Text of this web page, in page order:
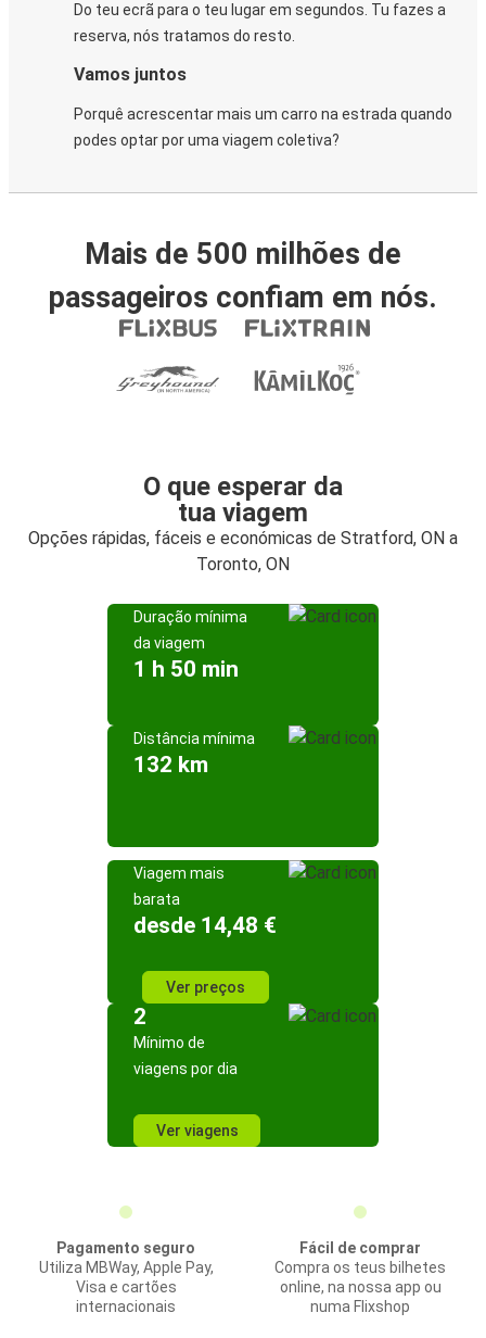
Do teu ecrã para o teu lugar em segundos. Tu fazes a
reserva, nós tratamos do resto.
Vamos juntos
Porquê acrescentar mais um carro na estrada quando
podes optar por uma viagem coletiva?
Mais de 500 milhões de
passageiros confiam em nós.
O que esperar da
tua viagem
Opções rápidas, fáceis e económicas de Stratford, ON a
Toronto, ON
Duração mínima
da viagem
1 h 50 min
Distância mínima
132 km
Viagem mais
barata
desde 14,48 €
Ver preços
2
Mínimo de
viagens por dia
Ver viagens
Pagamento seguro
Utiliza MBWay, Apple Pay,
Visa e cartões
internacionais
Fácil de comprar
Compra os teus bilhetes
online, na nossa app ou
numa Flixshop